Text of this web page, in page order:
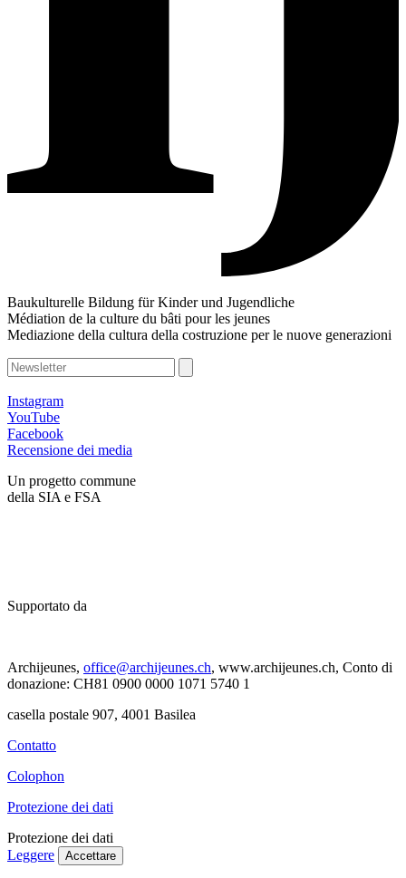
Baukulturelle Bildung für Kinder und Jugendliche
Médiation de la culture du bâti pour les jeunes
Mediazione della cultura della costruzione per le nuove generazioni
Instagram
YouTube
Facebook
Recensione dei media
Un progetto commune
della SIA e FSA
Supportato da
Archijeunes, office@archijeunes.ch, www.archijeunes.ch, Conto di
donazione: CH81 0900 0000 1071 5740 1
casella postale 907, 4001 Basilea
Contatto
Colophon
Protezione dei dati
Protezione dei dati
Leggere
Accettare